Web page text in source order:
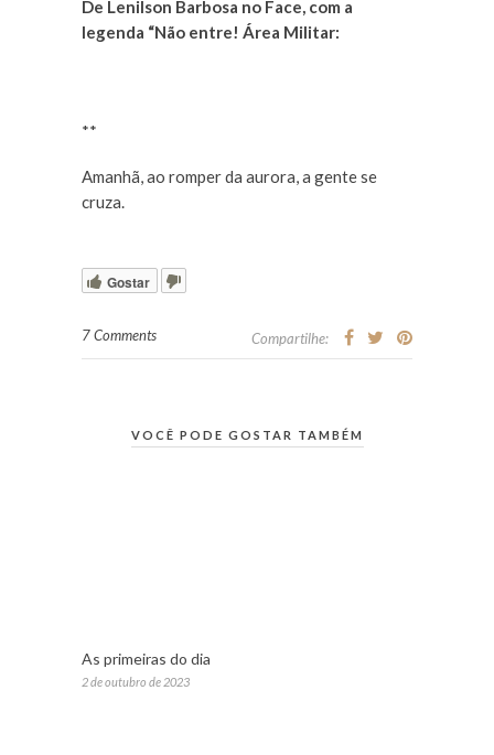
De Lenilson Barbosa no Face, com a
legenda “Não entre! Área Militar:
**
Amanhã, ao romper da aurora, a gente se
cruza.
Gostar
7 Comments Compartilhe:
VOCÊ PODE GOSTAR TAMBÉM
As primeiras do dia
2 de outubro de 2023